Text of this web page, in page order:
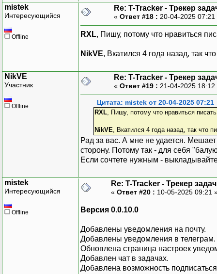
mistek
Интересующийся
Offline
Re: T-Tracker - Трекер
« Ответ #18 : 20-04-2025
RXL, Пишу, потому что нравиться
NikVE, Вкатился 4 года назад, так
NikVE
Участник
Offline
Re: T-Tracker - Трекер
« Ответ #19 : 21-04-2025
Цитата: mistek от 20-04-2025 07:21
RXL, Пишу, потому что нравиться
NikVE , Вкатился 4 года назад, так что
Рад за вас. А мне не удается.
сторону. Потому так - для себя
Если сочтете нужным -
mistek
Интересующийся
Offline
Re: T-Tracker - Трекер задач
« Ответ #20 : 10-05-2025 09:21
Версия 0.0.10.0
Добавлены уведомления на почту.
Добавлены уведомления в телеграм.
Обновлена страница настроек
Добавлен чат в задачах.
Добавлена возможность